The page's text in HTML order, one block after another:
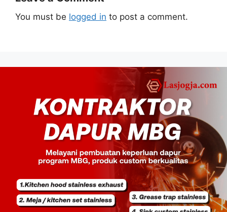
You must be logged in to post a comment.